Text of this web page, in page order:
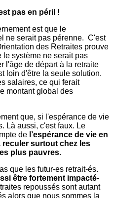
pas en péril !
est que le
ne serait pas pérenne. C'est
des Retraites prouve
le système ne serait pas
l'âge de départ à la retraite
loin d'être la seule solution.
salaires, ce qui ferait
montant global des
que, si l'espérance de vie
Là aussi, c'est faux. Le
de l’espérance de vie en
reculer surtout chez les
plus pauvres.
que les futur-es retrait-és.
être fortement impacté-
repoussés sont autant
alors que nous sommes la